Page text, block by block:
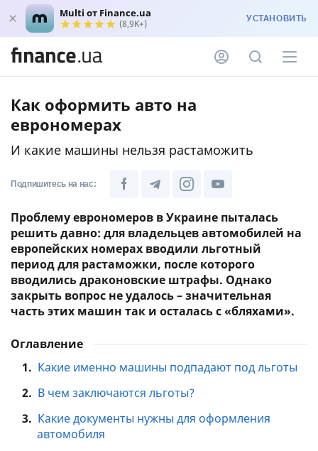
Multi от Finance.ua
(8,9K+) УСТАНОВИТЬ
Как оформить авто на
еврономерах
И какие машины нельзя растаможить
Подпишитесь на нас:
Проблему еврономеров в Украине пыталась
решить давно: для владельцев автомобилей на
европейских номерах вводили льготный
период для растаможки, после которого
вводились драконовские штрафы. Однако
закрыть вопрос не удалось – значительная
часть этих машин так и осталась с «бляхами».
Оглавление
1. Какие именно машины подпадают под льготы
2. В чем заключаются льготы?
3. Какие документы нужны для оформления
автомобиля